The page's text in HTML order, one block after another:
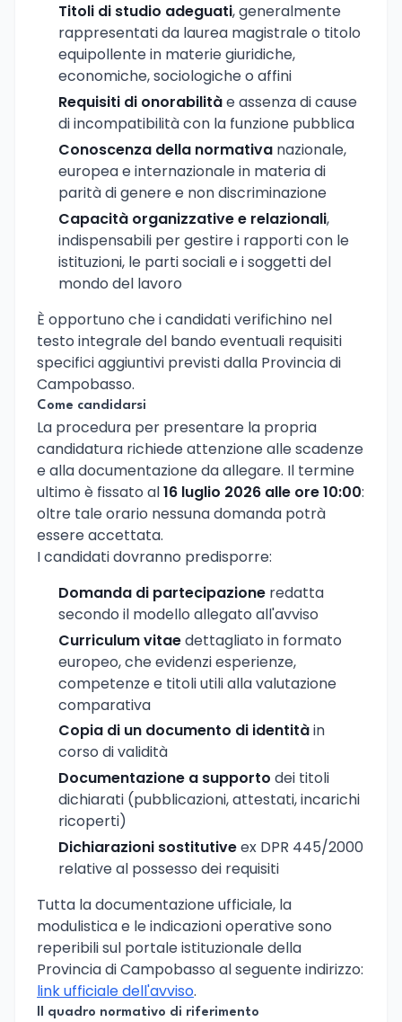
Titoli di studio adeguati, generalmente
rappresentati da laurea magistrale o titolo
equipollente in materie giuridiche,
economiche, sociologiche o affini
Requisiti di onorabilitàe assenza di cause
di incompatibilità con la funzione pubblica
Conoscenza della normativa nazionale,
europea e internazionale in materia di
parità di genere e non discriminazione
Capacità organizzative e relazionali,
indispensabili per gestire i rapporti con le
istituzioni, le parti sociali e i soggetti del
mondo del lavoro
È opportuno che i candidati verifichino nel
testo integrale del bando eventuali requisiti
specifici aggiuntivi previsti dalla Provincia di
Campobasso.
Come candidarsi
La procedura per presentare la propria
candidatura richiede attenzione alle scadenze
e alla documentazione da allegare. Il termine
ultimo è fissato al16 luglio 2026 alle ore 10:00:
oltre tale orario nessuna domanda potrà
essere accettata.
I candidati dovranno predisporre:
Domanda di partecipazione redatta
secondo il modello allegato all'avviso
Curriculum vitaedettagliato in formato
europeo, che evidenzi esperienze,
competenze e titoli utili alla valutazione
comparativa
Copia di un documento di identitàin
corso di validità
Documentazione a supporto dei titoli
dichiarati (pubblicazioni, attestati, incarichi
ricoperti)
Dichiarazioni sostitutiveex DPR 445/2000
relative al possesso dei requisiti
Tutta la documentazione ufficiale, la
modulistica e le indicazioni operative sono
reperibili sul portale istituzionale della
Provincia di Campobasso al seguente indirizzo:
link ufficiale dell'avviso.
Il quadro normativo di riferimento